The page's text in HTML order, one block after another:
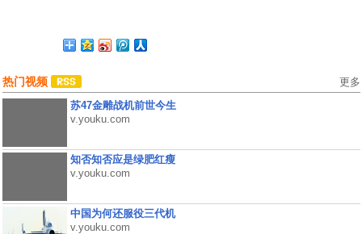
热门视频 更多
苏47金雕战机前世今生
v.youku.com
知否知否应是绿肥红瘦
v.youku.com
中国为何还服役三代机
v.youku.com